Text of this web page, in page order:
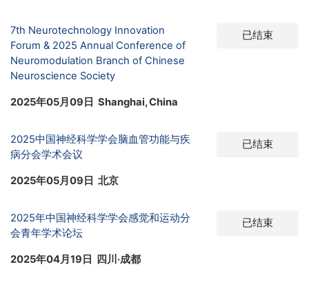
7th Neurotechnology Innovation
Forum & 2025 Annual Conference of
Neuromodulation Branch of Chinese
Neuroscience Society
2025年05月09日 Shanghai, China
已结束
2025中国神经科学学会脑血管功能与疾
病分会学术会议
2025年05月09日 北京
已结束
2025年中国神经科学学会感觉和运动分
会青年学术论坛
2025年04月19日 四川·成都
已结束